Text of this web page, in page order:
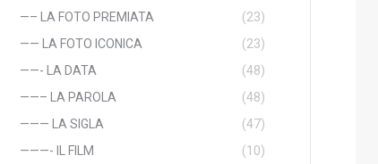
—– LA FOTO PREMIATA
(23)
—— LA FOTO ICONICA
(23)
——- LA DATA
(48)
——– LA PAROLA
(48)
——— LA SIGLA
(47)
———- IL FILM
(10)